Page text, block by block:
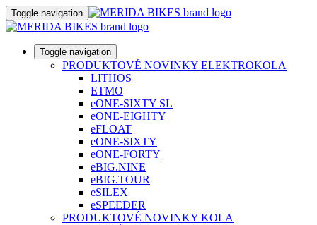
Toggle navigation
Toggle navigation
PRODUKTOVÉ NOVINKY ELEKTROKOLA
LITHOS
ETMO
eONE-SIXTY SL
eONE-EIGHTY
eFLOAT
eONE-SIXTY
eONE-FORTY
eBIG.NINE
eBIG.TOUR
eSILEX
eSPEEDER
PRODUKTOVÉ NOVINKY KOLA